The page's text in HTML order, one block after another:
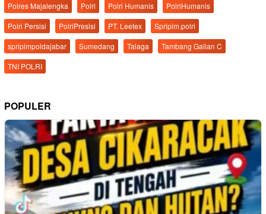
Polres Majalengka
Polri Polri Humanis
PolriHumanis
Polri Persisi
PolriPresisi PT. Leetex
Spripim.polri
spripimpoldajabar
Sumedang Talaga
Tambang Galian C
TNI POLRI
POPULER